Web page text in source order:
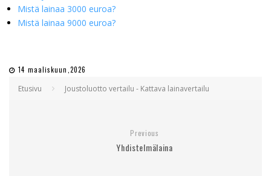
Mistä lainaa 3000 euroa?
Mistä lainaa 9000 euroa?
14 maaliskuun,2026
Etusivu Joustoluotto vertailu - Kattava lainavertailu
Previous
Yhdistelmälaina